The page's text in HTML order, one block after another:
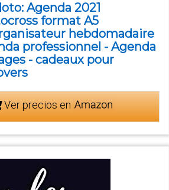
Agenda 2021
format A5
hebdomadaire
professionnel - Agenda
- cadeaux pour
Ver precios en